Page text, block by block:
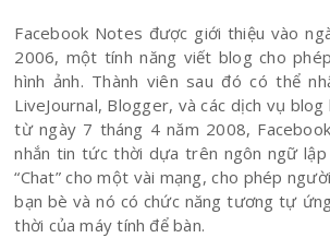
Facebook Notes được giới thiệu vào
2006, một tính năng viết blog cho
hình ảnh. Thành viên sau đó có thể
LiveJournal, Blogger, và các dịch vụ
từ ngày 7 tháng 4 năm 2008,
nhắn tin tức thời dựa trên ngôn ngữ
“Chat” cho một vài mạng, cho phép
bạn bè và nó có chức năng tương tự
thời của máy tính để bàn.